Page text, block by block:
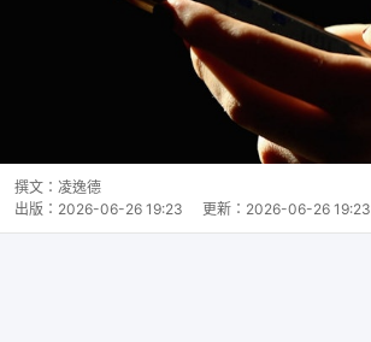
撰文： 凌逸德
出版： 2026-06-26 19:23 更新： 2026-06-26 19:23